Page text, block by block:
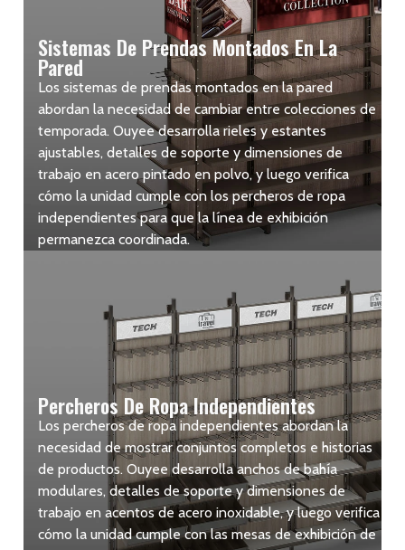
Sistemas De Prendas Montados En La
Pared
Los sistemas de prendas montados en la pared
abordan la necesidad de cambiar entre colecciones de
temporada. Ouyee desarrolla rieles y estantes
ajustables, detalles de soporte y dimensiones de
trabajo en acero pintado en polvo, y luego verifica
cómo la unidad cumple con los percheros de ropa
independientes para que la línea de exhibición
permanezca coordinada.
Percheros De Ropa Independientes
Los percheros de ropa independientes abordan la
necesidad de mostrar conjuntos completos e historias
de productos. Ouyee desarrolla anchos de bahía
modulares, detalles de soporte y dimensiones de
trabajo en acentos de acero inoxidable, y luego verifica
cómo la unidad cumple con las mesas de exhibición de